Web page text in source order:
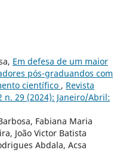
Em defesa de um maior
pós-graduandos com
científico , Revista
n. 29 (2024): Janeiro/Abril:
Fabiana Maria
João Victor Batista
Abdala, Acsa